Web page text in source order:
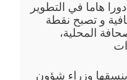
هاما في التطوير
و تصبح نقطة
المحلية،
وزراء شؤون